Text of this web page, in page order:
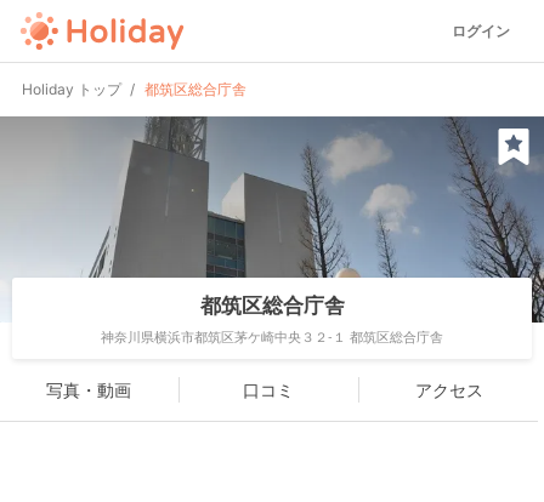
ログイン
Holiday トップ 都筑区総合庁舎
都筑区総合庁舎
神奈川県横浜市都筑区茅ケ崎中央３２-１ 都筑区総合庁舎
写真・動画 口コミ アクセス